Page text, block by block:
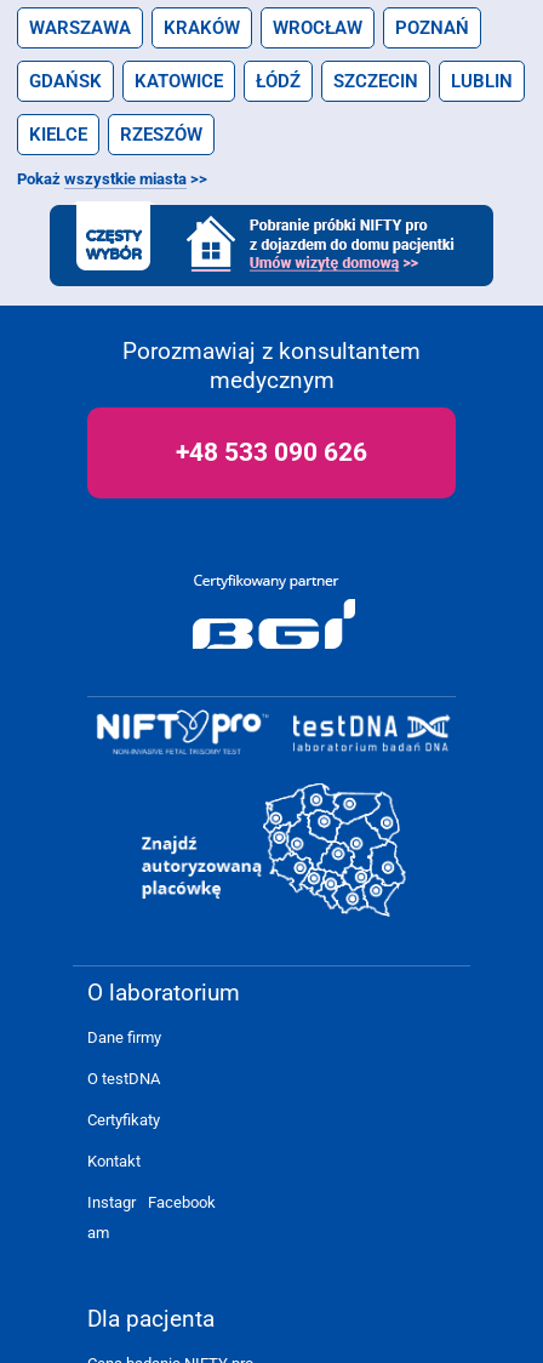
WARSZAWA KRAKÓW WROCŁAW POZNAŃ
GDAŃSK KATOWICE ŁÓDŹ SZCZECIN LUBLIN
KIELCE RZESZÓW
Pokaż wszystkie miasta >>
Porozmawiaj z konsultantem
medycznym
+48 533 090 626
O laboratorium
Dane firmy
O testDNA
Certyfikaty
Kontakt
Instagr
am
Facebook
Dla pacjenta